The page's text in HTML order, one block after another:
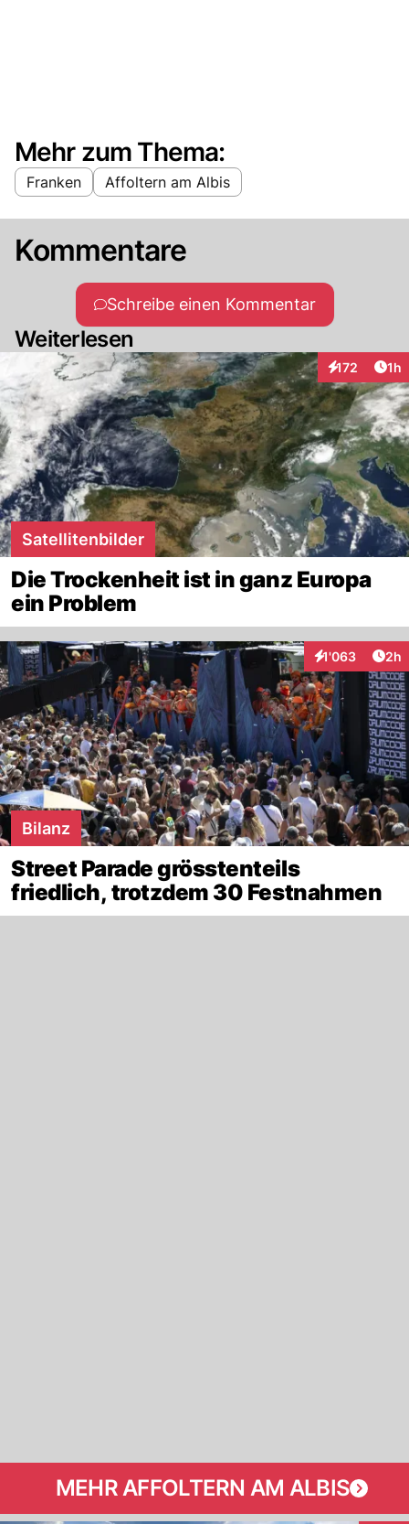
Mehr zum Thema:
Franken Affoltern am Albis
Kommentare
Schreibe einen Kommentar
Weiterlesen
172
Interaktionen
1h
Satellitenbilder
Die Trockenheit ist in ganz Europa
ein Problem
1'063
Interaktionen2h
Bilanz
Street Parade grösstenteils
friedlich, trotzdem 30 Festnahmen
MEHR AFFOLTERN AM ALBIS